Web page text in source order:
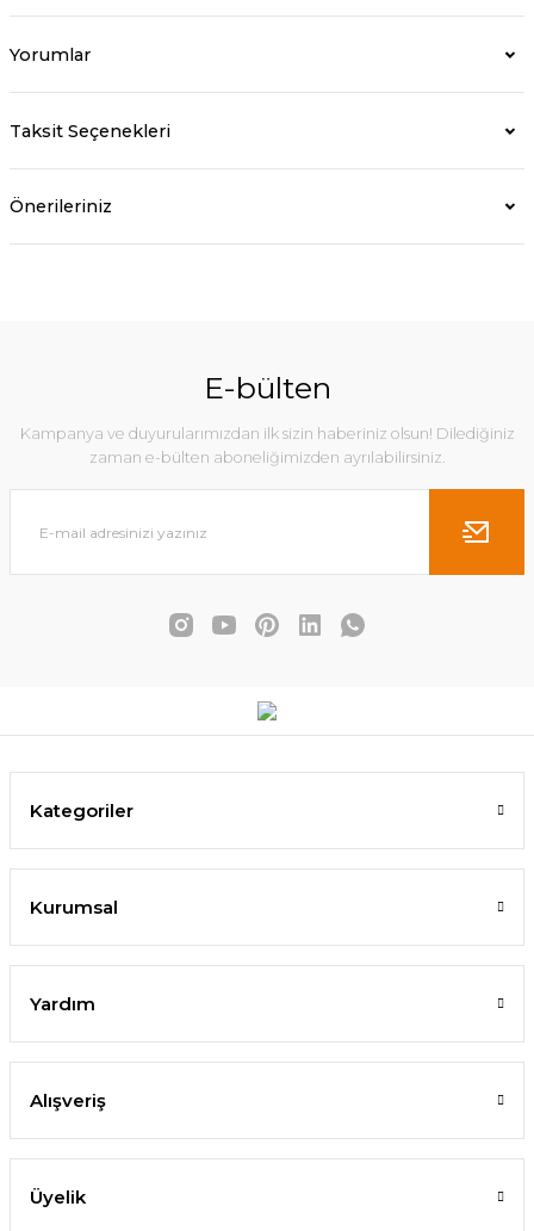
Yorumlar
Taksit Seçenekleri
Önerileriniz
E-bülten
Kampanya ve duyurularımızdan ilk sizin haberiniz olsun! Dilediğiniz
zaman e-bülten aboneliğimizden ayrılabilirsiniz.
Kategoriler
Kurumsal
Yardım
Alışveriş
Üyelik